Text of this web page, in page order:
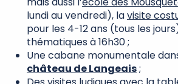
lundi au vendredi), lavisite
pour les 4-12 ans (tous les
thématiques à 16h30 ;
Une cabane monumentale
château de Langeais;